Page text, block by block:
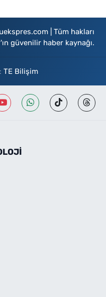
| Tüm hakları
güvenilir haber kaynağı.
TE Bilişim